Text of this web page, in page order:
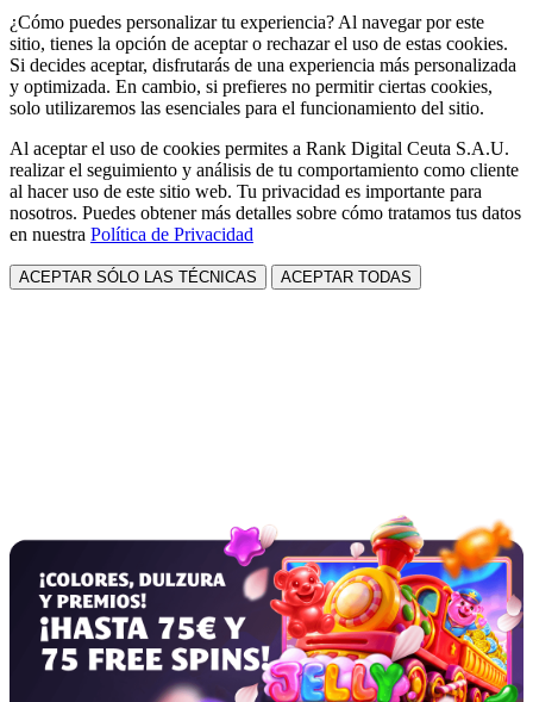
¿Cómo puedes personalizar tu experiencia? Al navegar por este
sitio, tienes la opción de aceptar o rechazar el uso de estas cookies.
Si decides aceptar, disfrutarás de una experiencia más personalizada
y optimizada. En cambio, si prefieres no permitir ciertas cookies,
solo utilizaremos las esenciales para el funcionamiento del sitio.
Al aceptar el uso de cookies permites a Rank Digital Ceuta S.A.U.
realizar el seguimiento y análisis de tu comportamiento como cliente
al hacer uso de este sitio web. Tu privacidad es importante para
nosotros. Puedes obtener más detalles sobre cómo tratamos tus datos
en nuestra Política de Privacidad
ACEPTAR SÓLO LAS TÉCNICAS ACEPTAR TODAS